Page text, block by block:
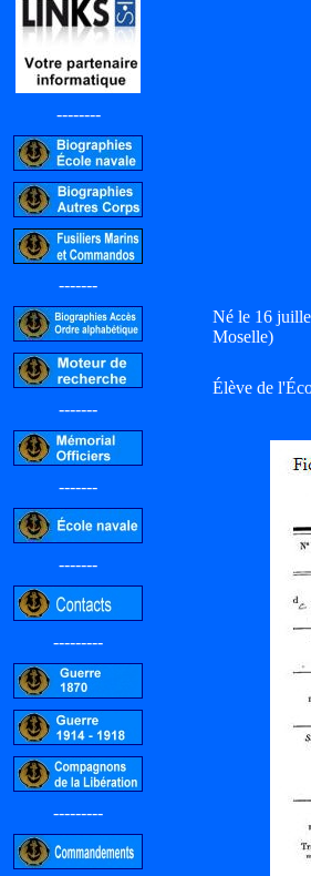
--------
-------
-------
-------
-------
---------
---------
Né le 16
Moselle)
Élève de